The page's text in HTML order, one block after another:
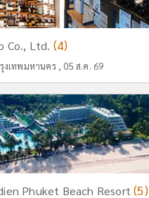
Co., Ltd. (4)
งเทพมหานคร , 05 ส.ค. 69
Phuket Beach Resort(5)